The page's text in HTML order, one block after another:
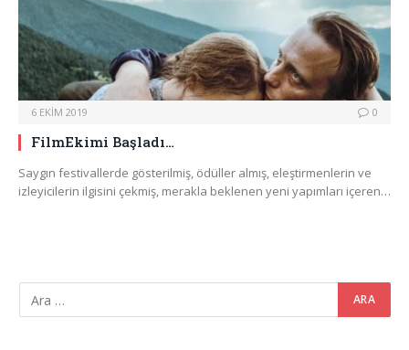
6 EKIM 2019 0
FilmEkimi Başladı…
Saygın festivallerde gösterilmiş, ödüller almış, eleştirmenlerin ve
izleyicilerin ilgisini çekmiş, merakla beklenen yeni yapımları içeren…